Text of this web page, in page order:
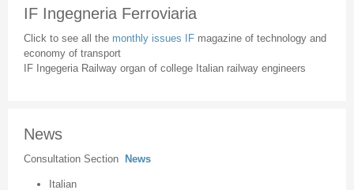
IF Ingegneria Ferroviaria
Click to see all the monthly issues IF magazine of technology and
economy of transport
IF Ingegeria Railway organ of college Italian railway engineers
News
Consultation Section News
Italian